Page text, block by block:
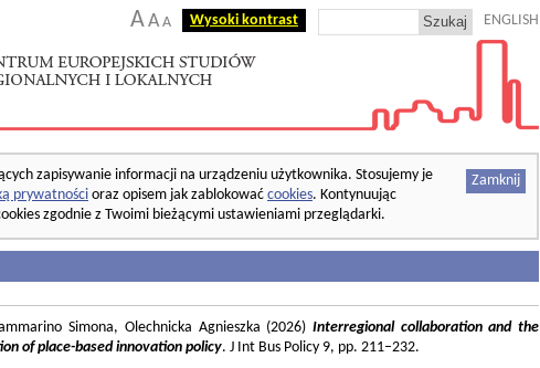
AA A Wysoki kontrast ENGLISH
Zamknij
zapisywanie informacji na urządzeniu użytkownika. Stosujemy je
prywatności oraz opisem jak zablokować cookies. Kontynuując
zgodnie z Twoimi bieżącymi ustawieniami przeglądarki.
Simona, Olechnicka Agnieszka (2026) Interregional collaboration and the
of place-based innovation policy. J Int Bus Policy 9, pp. 211–232.